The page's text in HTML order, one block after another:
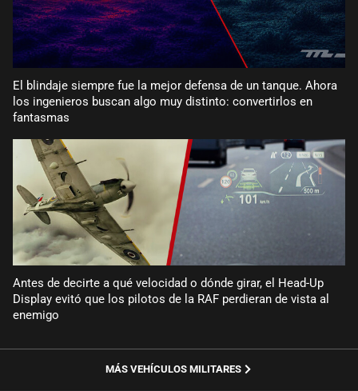
El blindaje siempre fue la mejor defensa de un tanque. Ahora
los ingenieros buscan algo muy distinto: convertirlos en
fantasmas
Antes de decirte a qué velocidad o dónde girar, el Head-Up
Display evitó que los pilotos de la RAF perdieran de vista al
enemigo
MÁS VEHÍCULOS MILITARES